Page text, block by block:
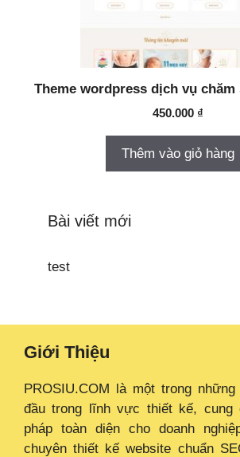
Theme wordpress dịch vụ chăm
450.000 ₫
Thêm vào giỏ hàng
Bài viết mới
test
Giới Thiệu
PROSIU.COM là một trong
đầu trong lĩnh vực thiết kế, cung
pháp toàn diện cho doanh
chuyên thiết kế website chuẩn